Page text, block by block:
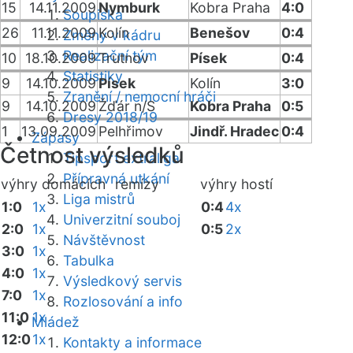
Soupiska
Změny v kádru
Realizační tým
Statistiky
Zranění / nemocní hráči
Dresy 2018/19
Zápasy
Tipsport extraliga
Přípravná utkání
Liga mistrů
Univerzitní souboj
Návštěvnost
Tabulka
Výsledkový servis
Rozlosování a info
Mládež
Kontakty a informace
15
14.11.2009Nymburk Kobra Praha
4:0
26
11.11.2009Kolín Benešov
0:4
10
18.10.2009Trutnov Písek
0:4
9
14.10.2009Písek Kolín
3:0
9
14.10.2009Žďár n/S Kobra Praha
0:5
1
13.09.2009 Pelhřimov Jindř. Hradec0:4
Četnost výsledků
výhry domácíchremízy výhry hostí
1:0
1x
2:0 1x
3:0 1x
4:0 1x
7:0
1x
11:01x
12:01x
0:44x
0:52x